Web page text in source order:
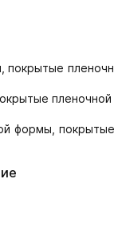
пленочной
формы,